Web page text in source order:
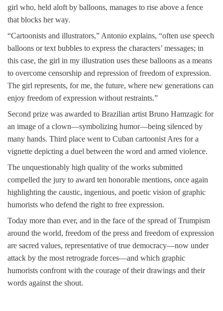
girl who, held aloft by balloons, manages to rise above a fence
that blocks her way.
“Cartoonists and illustrators,” Antonio explains, “often use speech
balloons or text bubbles to express the characters’ messages; in
this case, the girl in my illustration uses these balloons as a means
to overcome censorship and repression of freedom of expression.
The girl represents, for me, the future, where new generations can
enjoy freedom of expression without restraints.”
Second prize was awarded to Brazilian artist Bruno Hamzagic for
an image of a clown—symbolizing humor—being silenced by
many hands. Third place went to Cuban cartoonist Ares for a
vignette depicting a duel between the word and armed violence.
The unquestionably high quality of the works submitted
compelled the jury to award ten honorable mentions, once again
highlighting the caustic, ingenious, and poetic vision of graphic
humorists who defend the right to free expression.
Today more than ever, and in the face of the spread of Trumpism
around the world, freedom of the press and freedom of expression
are sacred values, representative of true democracy—now under
attack by the most retrograde forces—and which graphic
humorists confront with the courage of their drawings and their
words against the shout.